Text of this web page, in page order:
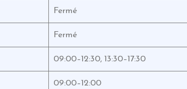
Fermé
Fermé
09:00–12:30, 13:30–17:30
09:00–12:00